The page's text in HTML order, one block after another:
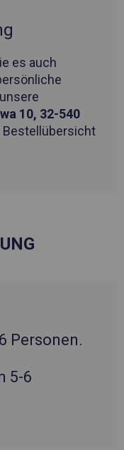
es auch
10, 32-540
Bestellübersicht
Personen.
5-6